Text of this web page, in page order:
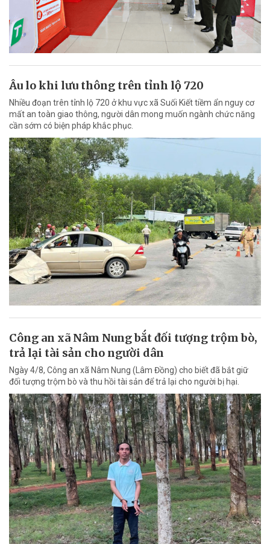
Âu lo khi lưu thông trên tỉnh lộ 720
Nhiều đoạn trên tỉnh lộ 720 ở khu vực xã Suối Kiết tiềm ẩn nguy cơ
mất an toàn giao thông, người dân mong muốn ngành chức năng
cần sớm có biện pháp khắc phục.
Công an xã Nâm Nung bắt đối tượng trộm bò,
trả lại tài sản cho người dân
Ngày 4/8, Công an xã Nâm Nung (Lâm Đồng) cho biết đã bắt giữ
đối tượng trộm bò và thu hồi tài sản để trả lại cho người bị hại.